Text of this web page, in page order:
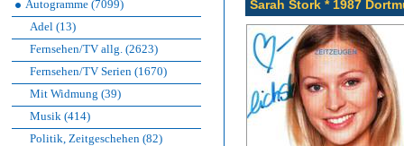
Autogramme (7099)
Adel (13)
Fernsehen/TV allg. (2623)
Fernsehen/TV Serien (1670)
Mit Widmung (39)
Musik (414)
Politik, Zeitgeschehen (82)
Sarah Stork * 1987